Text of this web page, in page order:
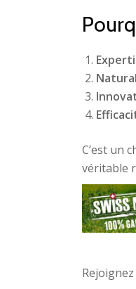
C’est un
véritable